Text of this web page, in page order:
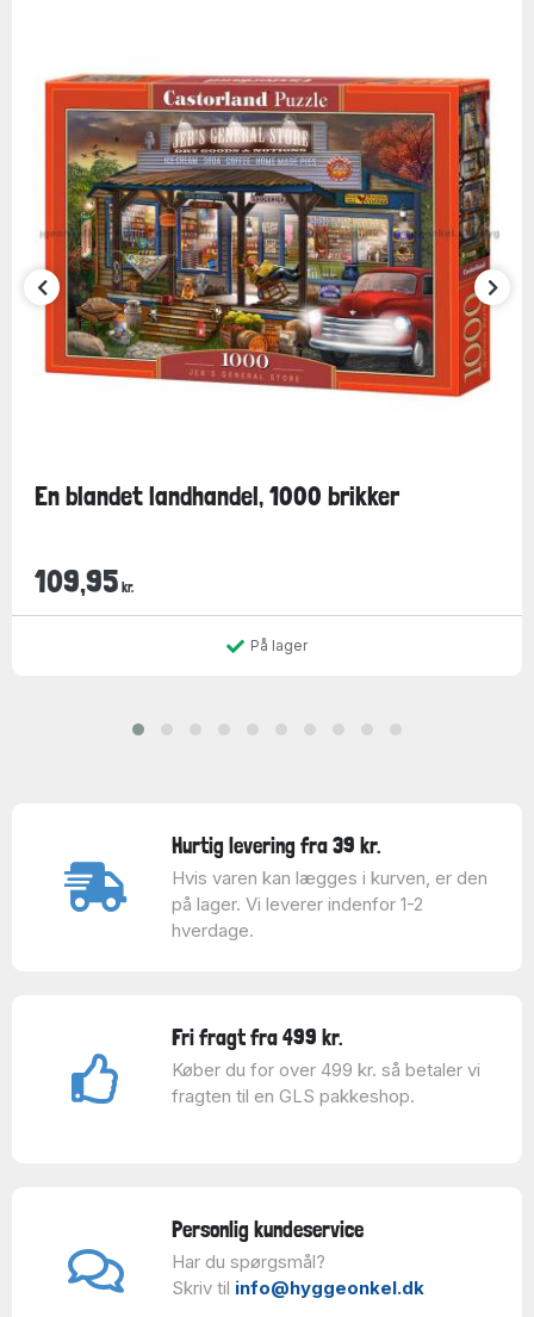
En blandet landhandel, 1000 brikker
109,95 kr.
På lager
Hurtig levering fra 39 kr.
Hvis varen kan lægges i kurven, er den
på lager. Vi leverer indenfor 1-2
hverdage.
Fri fragt fra 499 kr.
Køber du for over 499 kr. så betaler vi
fragten til en GLS pakkeshop.
Personlig kundeservice
Har du spørgsmål?
Skriv til info@hyggeonkel.dk